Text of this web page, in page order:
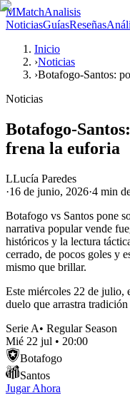
MMatchAnalisis
NoticiasGuíasReseñas
Inicio
›Noticias
›Botafogo-Santos:
Noticias
Botafogo-
frena la euforia
LLucía Paredes
·16 de junio, 2026·4 min
Botafogo vs Santos pone
narrativa popular vende
históricos y la lectura
cerrado, de pocos goles y
mismo que brillar.
Este miércoles 22 de julio,
duelo que arrastra
Serie A• Regular Season
Mié 22 jul • 20:00
Botafogo
Santos
Jugar Ahora